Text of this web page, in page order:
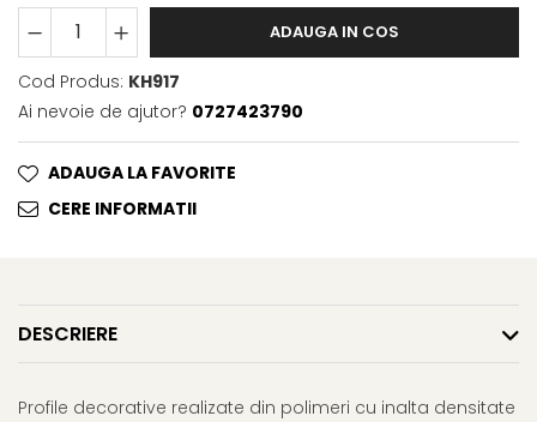
ADAUGA IN COS
Cod Produs: KH917
Ai nevoie de ajutor? 0727423790
ADAUGA LA FAVORITE
CERE INFORMATII
DESCRIERE
Profile decorative realizate din polimeri cu inalta densitate